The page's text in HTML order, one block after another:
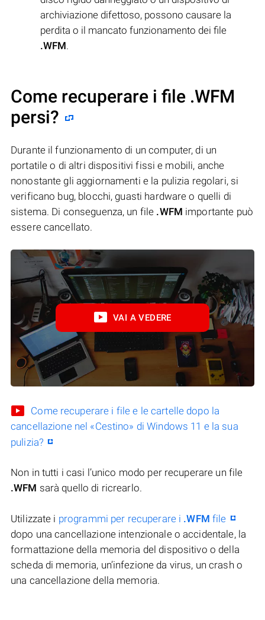
archiviazione difettoso, possono causare la
perdita o il mancato funzionamento dei file
.WFM.
Come recuperare i file .WFM
persi?
Durante il funzionamento di un computer, di un
portatile o di altri dispositivi fissi e mobili, anche
nonostante gli aggiornamenti e la pulizia regolari, si
verificano bug, blocchi, guasti hardware o quelli di
sistema. Di conseguenza, un file .WFM importante può
essere cancellato.
VAI A VEDERE
Come recuperare i file e le cartelle dopo la
cancellazione nel «Cestino» di Windows 11 e la sua
pulizia?
Non in tutti i casi l’unico modo per recuperare un file
.WFM sarà quello di ricrearlo.
Utilizzate i programmi per recuperare i .WFM file
dopo una cancellazione intenzionale o accidentale, la
formattazione della memoria del dispositivo o della
scheda di memoria, un’infezione da virus, un crash o
una cancellazione della memoria.